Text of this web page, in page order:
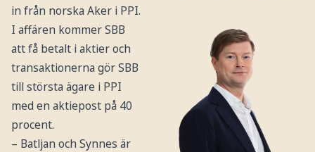
in från norska Aker i PPI.
I affären kommer SBB
att få betalt i aktier och
transaktionerna gör SBB
till största ägare i PPI
med en aktiepost på 40
procent.
– Batljan och Synnes är